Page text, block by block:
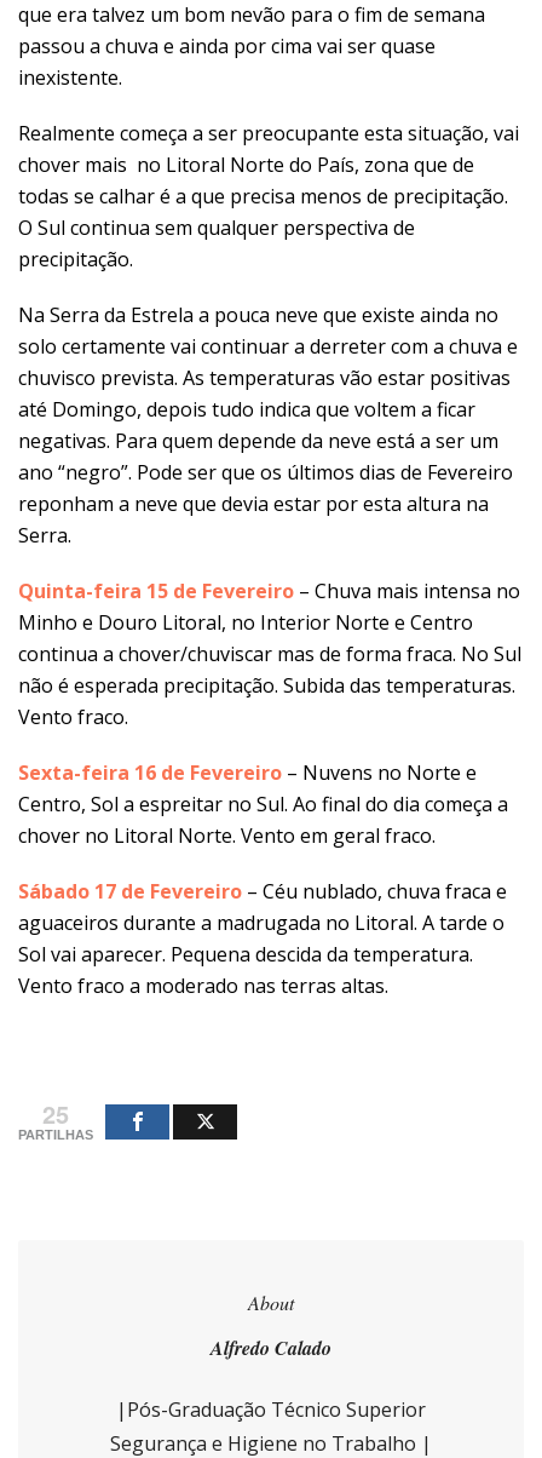
que era talvez um bom nevão para o fim de semana
passou a chuva e ainda por cima vai ser quase
inexistente.
Realmente começa a ser preocupante esta situação, vai
chover mais no Litoral Norte do País, zona que de
todas se calhar é a que precisa menos de precipitação.
O Sul continua sem qualquer perspectiva de
precipitação.
Na Serra da Estrela a pouca neve que existe ainda no
solo certamente vai continuar a derreter com a chuva e
chuvisco prevista. As temperaturas vão estar positivas
até Domingo, depois tudo indica que voltem a ficar
negativas. Para quem depende da neve está a ser um
ano “negro”. Pode ser que os últimos dias de Fevereiro
reponham a neve que devia estar por esta altura na
Serra.
Quinta-feira 15 de Fevereiro – Chuva mais intensa no
Minho e Douro Litoral, no Interior Norte e Centro
continua a chover/chuviscar mas de forma fraca. No Sul
não é esperada precipitação. Subida das temperaturas.
Vento fraco.
Sexta-feira 16 de Fevereiro – Nuvens no Norte e
Centro, Sol a espreitar no Sul. Ao final do dia começa a
chover no Litoral Norte. Vento em geral fraco.
Sábado 17 de Fevereiro – Céu nublado, chuva fraca e
aguaceiros durante a madrugada no Litoral. A tarde o
Sol vai aparecer. Pequena descida da temperatura.
Vento fraco a moderado nas terras altas.
25
PARTILHAS
About
Alfredo Calado
|Pós-Graduação Técnico Superior
Segurança e Higiene no Trabalho |